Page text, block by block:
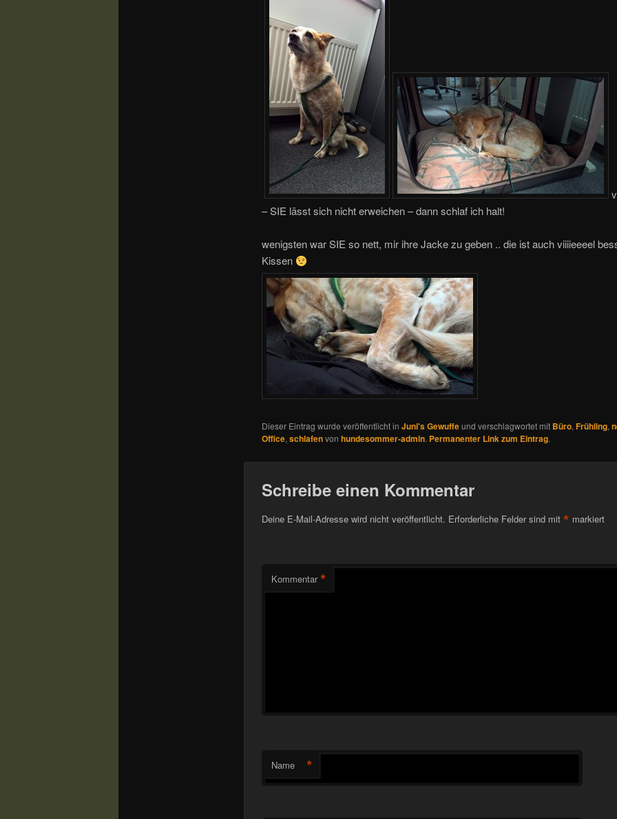
– SIE lässt sich nicht erweichen – dann schlaf ich halt!
wenigsten war SIE so nett, mir ihre Jacke zu geben .. die ist auch viiiieeeel
Kissen
Dieser Eintrag wurde veröffentlicht in Juni's Gewuffeund verschlagwortet mit Büro,Frühling,
Office,schlafenvon hundesommer-admin. Permanenter Link zum Eintrag.
Schreibe einen Kommentar
Deine E-Mail-Adresse wird nicht veröffentlicht. Erforderliche Felder sind mit * markiert
Kommentar *
Name *